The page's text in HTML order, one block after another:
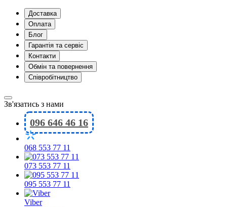
Доставка
Оплата
Блог
Гарантія та сервіс
Контакти
Обмін та повернення
Співробітництво
Зв'язатись з нами
096 646 46 16
068 553 77 11
073 553 77 11
095 553 77 11
Viber